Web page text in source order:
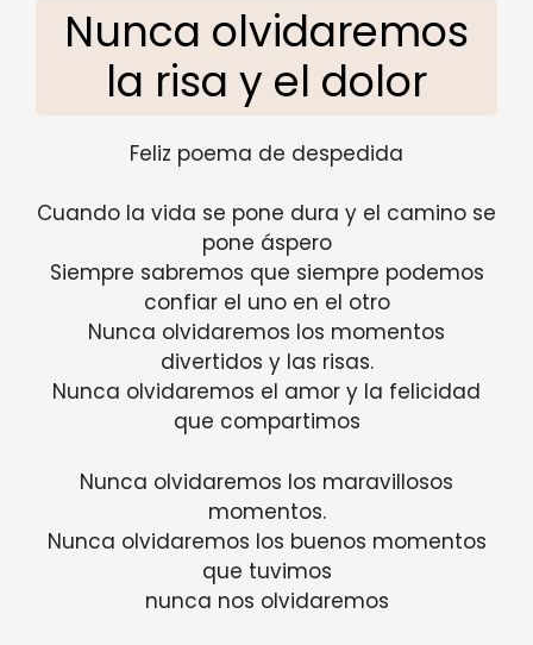
Nunca olvidaremos
la risa y el dolor
Feliz poema de despedida
Cuando la vida se pone dura y el camino se
pone áspero
Siempre sabremos que siempre podemos
confiar el uno en el otro
Nunca olvidaremos los momentos
divertidos y las risas.
Nunca olvidaremos el amor y la felicidad
que compartimos
Nunca olvidaremos los maravillosos
momentos.
Nunca olvidaremos los buenos momentos
que tuvimos
nunca nos olvidaremos